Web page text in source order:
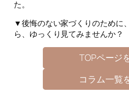
た。
▼後悔のない家づくりのために
ら、ゆっくり見てみませんか？
TOPページ
コラム一覧